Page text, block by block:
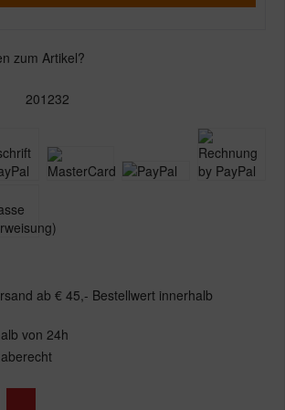
zum Artikel?
201232
ab € 45,- Bestellwert innerhalb
von 24h